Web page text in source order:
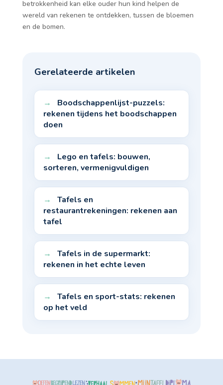
betrokkenheid kan elke ouder hun kind helpen de
wereld van rekenen te ontdekken, tussen de bloemen
en de bomen.
Gerelateerde artikelen
Boodschappenlijst-puzzels:
rekenen tijdens het boodschappen
doen
Lego en tafels: bouwen,
sorteren, vermenigvuldigen
Tafels en
restaurantrekeningen: rekenen aan
tafel
Tafels in de supermarkt:
rekenen in het echte leven
Tafels en sport-stats: rekenen
op het veld